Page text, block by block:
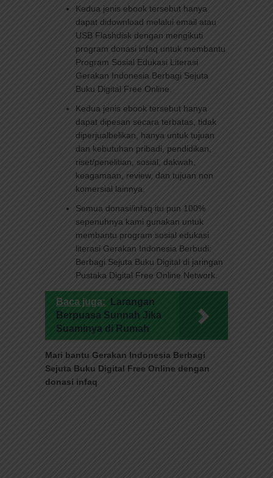
Kedua jenis ebook tersebut hanya
dapat didownload melalui email atau
USB Flashdisk dengan mengikuti
program donasi infaq untuk membantu
Program Sosial Edukasi Literasi
Gerakan Indonesia Berbagi Sejuta
Buku Digital Free Online.
Kedua jenis ebook tersebut hanya
dapat dipesan secara terbatas, tidak
diperjualbelikan, hanya untuk tujuan
dan kebutuhan pribadi, pendidikan,
riset/penelitian, sosial, dakwah,
keagamaan, review, dan tujuan non
komersial lainnya.
Semua donasi/infaq itu pun 100%
sepenuhnya kami gunakan untuk
membantu program sosial edukasi
literasi Gerakan Indonesia Berbudi:
Berbagi Sejuta Buku Digital di jaringan
Pustaka Digital Free Online Network.
Baca juga:
Larangan
Berpuasa Sunnah Jika
Suaminya di Rumah
Mari bantu Gerakan Indonesia Berbagi
Sejuta Buku Digital Free Online dengan
donasi infaq